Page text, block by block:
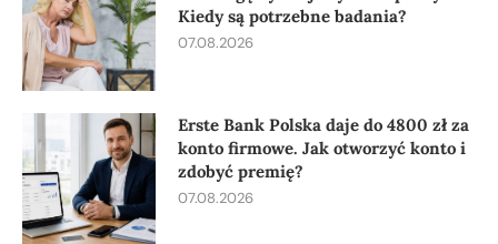
Kiedy są potrzebne badania?
07.08.2026
Erste Bank Polska daje do 4800 zł za
konto firmowe. Jak otworzyć konto i
zdobyć premię?
07.08.2026